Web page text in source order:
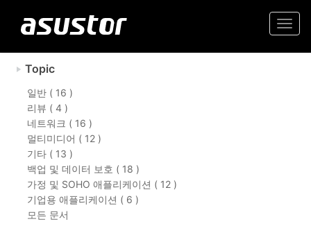
Topic
일반 ( 16 )
리뷰 ( 4 )
네트워크 ( 16 )
멀티미디어 ( 12 )
기타 ( 13 )
백업 및 데이터 보호 ( 18 )
가정 및 SOHO 애플리케이션 ( 12 )
기업용 애플리케이션 ( 6 )
모든 문서